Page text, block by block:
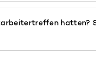
hatten?